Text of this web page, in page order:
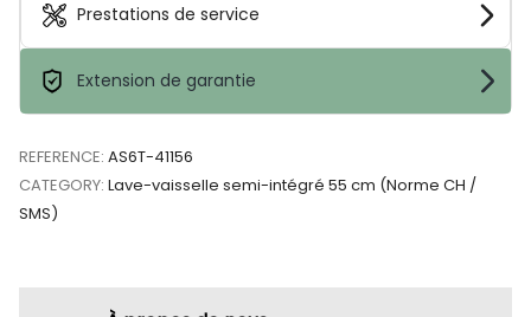
Prestations de service
Extension de garantie
REFERENCE: AS6T-41156
CATEGORY: Lave-vaisselle semi-intégré 55 cm (Norme CH /
SMS)